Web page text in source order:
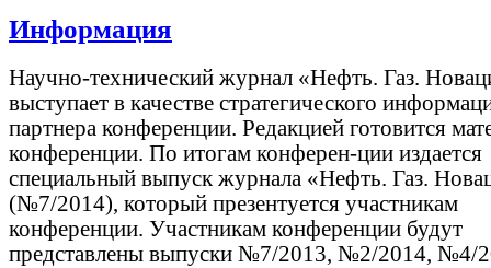
Информация
Научно-технический журнал «Нефть. Газ.
выступает в качестве стратегического
партнера конференции. Редакцией готовится
конференции. По итогам конферен-ции издается
специальный выпуск журнала «Нефть. Газ.
(№7/2014), который презентуется участникам
конференции. Участникам конференции будут
представлены выпуски №7/2013, №2/2014, №4/